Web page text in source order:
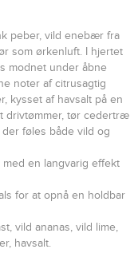
peber, vild enebær fra
som ørkenluft. I hjertet
modnet under åbne
noter af citrusagtig
kysset af havsalt på en
drivtømmer, tør cedertræ
føles både vild og
en langvarig effekt
for at opnå en holdbar
vild ananas, vild lime,
havsalt.